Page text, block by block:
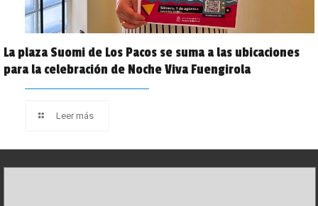
La plaza Suomi de Los Pacos se suma a las ubicaciones
para la celebración de Noche Viva Fuengirola
Leer más